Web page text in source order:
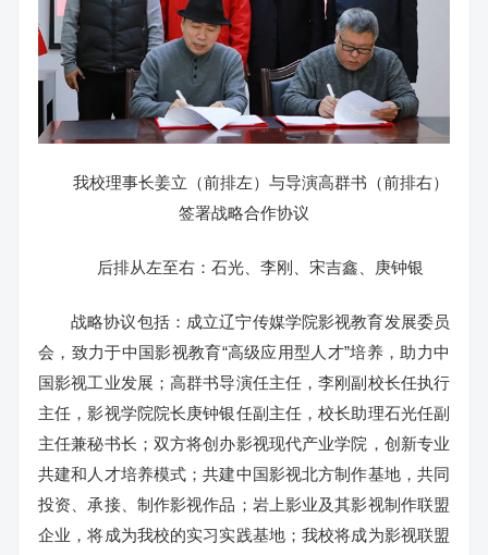
我校理事长姜立（前排左）与导演高群书（前排右）
签署战略合作协议
后排从左至右：石光、李刚、宋吉鑫、庚钟银
战略协议包括：成立辽宁传媒学院影视教育发展委员
会，致力于中国影视教育“高级应用型人才”培养，助力中
国影视工业发展；高群书导演任主任，李刚副校长任执行
主任，影视学院院长庚钟银任副主任，校长助理石光任副
主任兼秘书长；双方将创办影视现代产业学院，创新专业
共建和人才培养模式；共建中国影视北方制作基地，共同
投资、承接、制作影视作品；岩上影业及其影视制作联盟
企业，将成为我校的实习实践基地；我校将成为影视联盟